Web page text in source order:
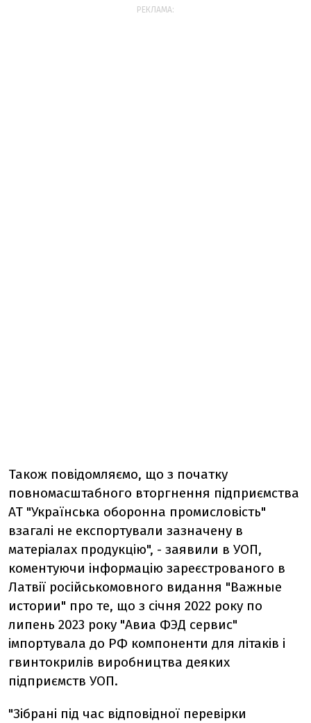
РЕКЛАМА:
Також повідомляємо, що з початку
повномасштабного вторгнення підприємства
АТ "Українська оборонна промисловість"
взагалі не експортували зазначену в
матеріалах продукцію", - заявили в УОП,
коментуючи інформацію зареєстрованого в
Латвії російськомовного видання "Важные
истории" про те, що з січня 2022 року по
липень 2023 року "Авиа ФЭД сервис"
імпортувала до РФ компоненти для літаків і
гвинтокрилів виробництва деяких
підприємств УОП.
"Зібрані під час відповідної перевірки